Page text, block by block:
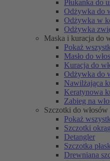
Płukanka do
Odżywka do
Odżywka w
Odżywka
Maska i kuracja do
Pokaż
Masło do
Kuracja do
Odżywka do
Nawilżająca
Keratynowa
Zabieg na
Szczotki do włosów
Pokaż
Szczotki
Detangler
Szczotka
Drewniana